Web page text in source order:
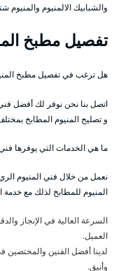
والشبابيك الالمنيوم والمنيوم
تفصيل مطبخ
هل ترغب في تفصيل مطبخ
اتصل بنا نحن نوفر لك أفضل
و تصليح المنيوم المطابخ
ما هي الخدمات التي يوفرها
نعمل من خلال فني المنيوم
المنيوم للمطابخ لذلك مع خدمة
السرعة العالية في الإنجاز
العميل.
لدينا أفضل الفنين
وأنيق.